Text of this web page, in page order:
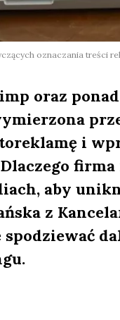
oznaczania treści
oraz
i
aby
z